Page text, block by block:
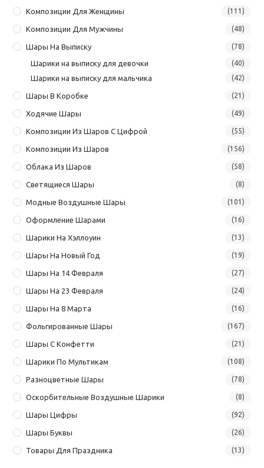
Композиции Для Женщины (111)
Композиции Для Мужчины (48)
Шары На Выписку (78)
Шарики на выписку для девочки (40)
Шарики на выписку для мальчика (42)
Шары В Коробке (21)
Ходячие Шары (49)
Композиции Из Шаров С Цифрой (55)
Композиции Из Шаров (156)
Облака Из Шаров (58)
Светящиеся Шары (8)
Модные Воздушные Шары (101)
Оформление Шарами (16)
Шарики На Хэллоуин (13)
Шары На Новый Год (19)
Шары На 14 Февраля (27)
Шары На 23 Февраля (24)
Шары На 8 Марта (16)
Фольгированные Шары (167)
Шары С Конфетти (21)
Шарики По Мультикам (108)
Разноцветные Шары (78)
Оскорбительные Воздушные Шарики (8)
Шары Цифры (92)
Шары Буквы (26)
Товары Для Праздника (13)